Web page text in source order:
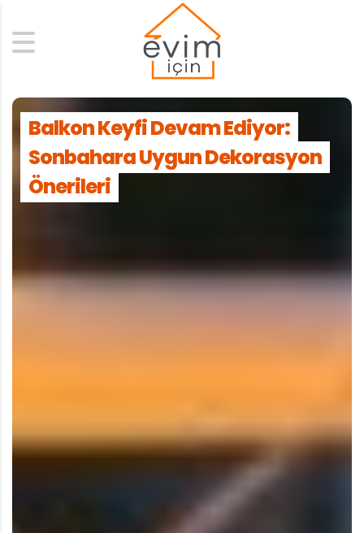
Search
Balkon Keyfi Devam Ediyor:
Sonbahara Uygun Dekorasyon
Önerileri